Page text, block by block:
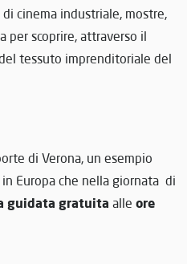
cinema industriale, mostre,
scoprire, attraverso il
tessuto imprenditoriale del
di Verona, un esempio
Europa che nella giornata di
guidata gratuita alle ore